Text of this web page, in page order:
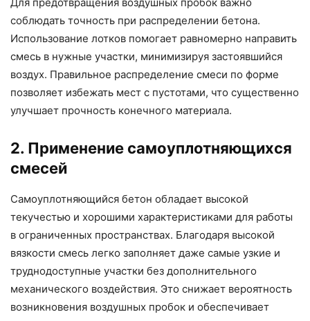
соблюдать точность при распределении бетона.
Использование лотков помогает равномерно направить
смесь в нужные участки, минимизируя застоявшийся
воздух. Правильное распределение смеси по форме
позволяет избежать мест с пустотами, что существенно
улучшает прочность конечного материала.
2. Применение самоуплотняющихся
смесей
Самоуплотняющийся бетон обладает высокой
текучестью и хорошими характеристиками для работы
в ограниченных пространствах. Благодаря высокой
вязкости смесь легко заполняет даже самые узкие и
труднодоступные участки без дополнительного
механического воздействия. Это снижает вероятность
возникновения воздушных пробок и обеспечивает